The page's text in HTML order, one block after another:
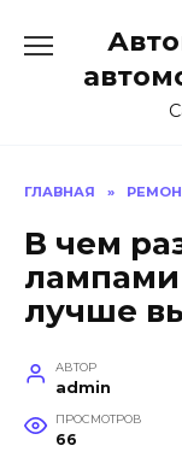
содержанию
ГЛАВНАЯ »
В чем
лампами
лучше
АВТОР
admin
ПРОСМОТРОВ
66